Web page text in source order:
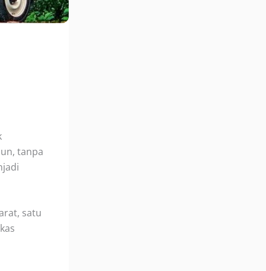
tanpa
satu